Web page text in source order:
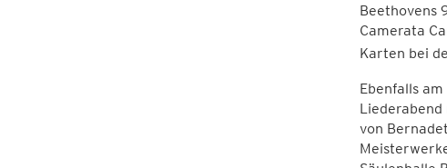
Beethovens
Camerata
Karten bei
Ebenfalls
von